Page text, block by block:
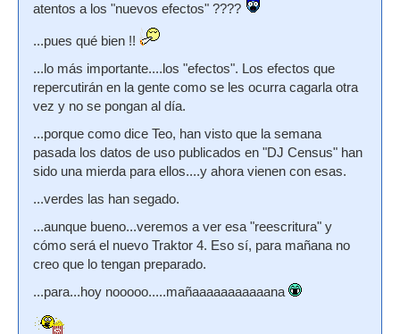
atentos a los "nuevos efectos" ????
...pues qué bien !!
...lo más importante....los "efectos". Los efectos que
repercutirán en la gente como se les ocurra cagarla otra
vez y no se pongan al día.
...porque como dice Teo, han visto que la semana
pasada los datos de uso publicados en "DJ Census" han
sido una mierda para ellos....y ahora vienen con esas.
...verdes las han segado.
...aunque bueno...veremos a ver esa "reescritura" y
cómo será el nuevo Traktor 4. Eso sí, para mañana no
creo que lo tengan preparado.
...para...hoy nooooo.....mañaaaaaaaaaaana